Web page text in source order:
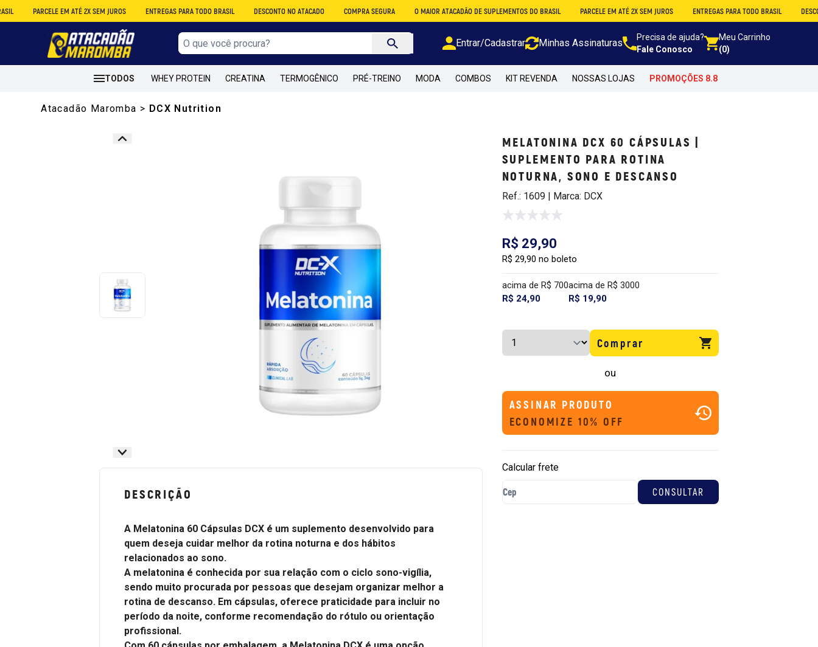
PARCELE EM ATÉ 2X SEM JUROS ENTREGAS PARA TODO BRASIL DESCONTO NO ATACADO COMPRA SEGURA O MAIOR ATACADÃO DE SUPLEMENTOS DO BRASIL PARCELE EM ATÉ 2X SEM JUROS ENTREGAS PARA TODO BRASIL DESCONTO NO
Entrar/Cadastrar Minhas Assinaturas
Precisa de ajuda?
Fale Conosco
Meu Carrinho
(0)
TODOS WHEY PROTEIN CREATINA TERMOGÊNICO PRÉ-TREINO MODA COMBOS KIT REVENDA NOSSAS LOJAS PROMOÇÕES 8.8
Atacadão Maromba > DCX Nutrition
DESCRIÇÃO
A Melatonina 60 Cápsulas DCX é um suplemento desenvolvido para
quem deseja cuidar melhor da rotina noturna e dos hábitos
relacionados ao sono.
A melatonina é conhecida por sua relação com o ciclo sono-vigília,
sendo muito procurada por pessoas que desejam organizar melhor a
rotina de descanso. Em cápsulas, oferece praticidade para incluir no
período da noite, conforme recomendação do rótulo ou orientação
profissional.
MELATONINA DCX 60 CÁPSULAS |
SUPLEMENTO PARA ROTINA
NOTURNA, SONO E DESCANSO
Ref.: 1609 | Marca: DCX
R$ 29,90
R$ 29,90 no boleto
acima de R$ 700
R$ 24,90
acima de R$ 3000
R$ 19,90
Comprar
ou
ASSINAR PRODUTO
ECONOMIZE 10% OFF
Calcular frete